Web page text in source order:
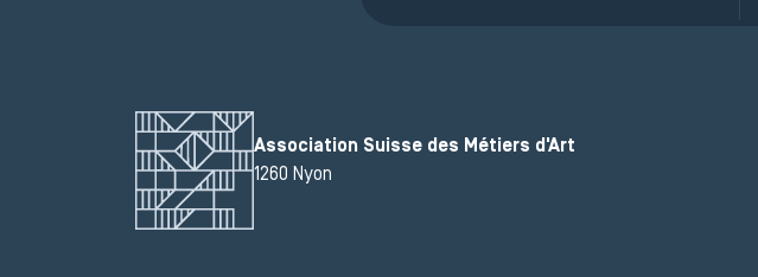
Association Suisse des Métiers d'Art
1260 Nyon